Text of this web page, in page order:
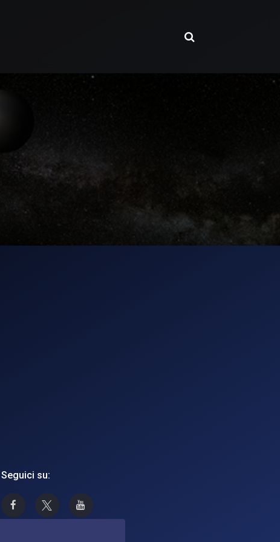
Seguici su:
Asi su Facebook
Asi su X Canale Asi su YouTube